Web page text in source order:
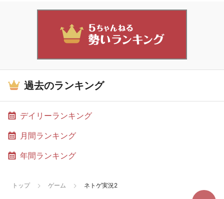
過去のランキング
デイリーランキング
月間ランキング
年間ランキング
トップ ゲーム ネトゲ実況2